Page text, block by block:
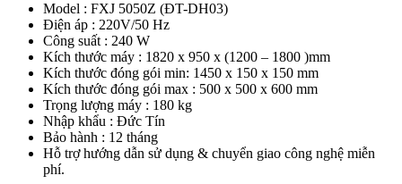
Model : FXJ 5050Z (ĐT-DH03)
Điện áp : 220V/50 Hz
Công suất : 240 W
Kích thước máy : 1820 x 950 x (1200 – 1800 )mm
Kích thước đóng gói min: 1450 x 150 x 150 mm
Kích thước đóng gói max : 500 x 500 x 600 mm
Trọng lượng máy : 180 kg
Nhập khẩu : Đức Tín
Bảo hành : 12 tháng
Hỗ trợ hướng dẫn sử dụng & chuyển giao công nghệ miễn
phí.